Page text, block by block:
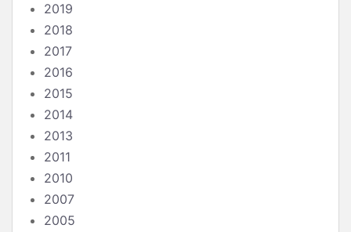
2019
2018
2017
2016
2015
2014
2013
2011
2010
2007
2005